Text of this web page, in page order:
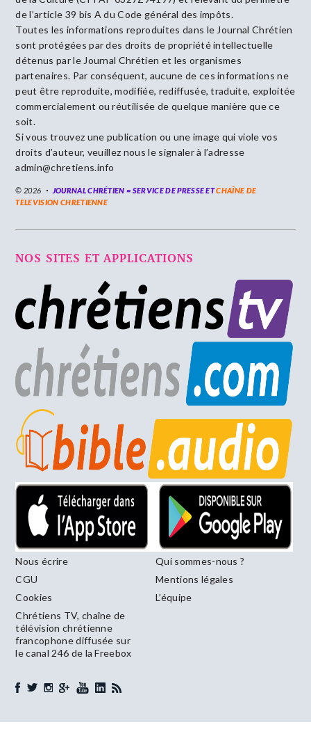
de l’article 39 bis A du Code général des impôts.
Toutes les informations reproduites dans le Journal Chrétien
sont protégées par des droits de propriété intellectuelle
détenus par le Journal Chrétien et les organismes
partenaires. Par conséquent, aucune de ces informations ne
peut être reproduite, modifiée, rediffusée, traduite, exploitée
commercialement ou réutilisée de quelque manière que ce
soit.
Si vous trouvez une publication ou une image qui viole vos
droits d’auteur, veuillez nous le signaler à l’adresse
admin@chretiens.info
© 2026 JOURNAL CHRÉTIEN = SERVICE DE PRESSE ETCHAÎNE DE
TELEVISION CHRETIENNE
NOS SITES ET APPLICATIONS
Nous écrire
Qui sommes-nous ?
CGU
Mentions légales
Cookies
L’équipe
Chrétiens TV, chaîne de
télévision chrétienne
francophone diffusée sur
le canal 246 de la Freebox